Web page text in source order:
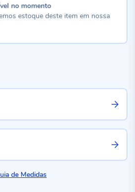
no momento
estoque deste item em nossa
de Medidas